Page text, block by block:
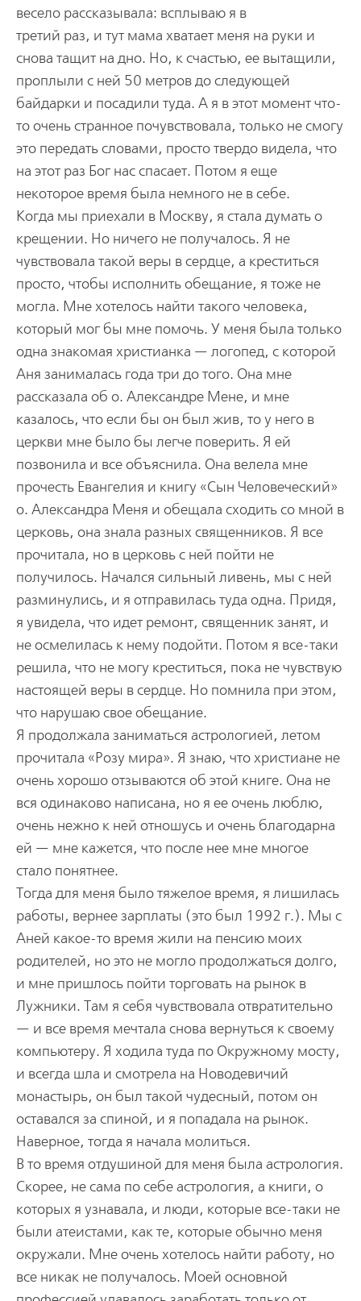
весело рассказывала: всплываю я в
третий раз, и тут мама хватает меня на руки и
снова тащит на дно. Но, к счастью, ее вытащили,
проплыли с ней 50 метров до следующей
байдарки и посадили туда. А я в этот момент что-
то очень странное почувствовала, только не смогу
это передать словами, просто твердо видела, что
на этот раз Бог нас спасает. Потом я еще
некоторое время была немного не в себе.
Когда мы приехали в Москву, я стала думать о
крещении. Но ничего не получалось. Я не
чувствовала такой веры в сердце, а креститься
просто, чтобы исполнить обещание, я тоже не
могла. Мне хотелось найти такого человека,
который мог бы мне помочь. У меня была только
одна знакомая христианка — логопед, с которой
Аня занималась года три до того. Она мне
рассказала об о. Александре Мене, и мне
казалось, что если бы он был жив, то у него в
церкви мне было бы легче поверить. Я ей
позвонила и все объяснила. Она велела мне
прочесть Евангелия и книгу «Сын Человеческий»
о. Александра Меня и обещала сходить со мной в
церковь, она знала разных священников. Я все
прочитала, но в церковь с ней пойти не
получилось. Начался сильный ливень, мы с ней
разминулись, и я отправилась туда одна. Придя,
я увидела, что идет ремонт, священник занят, и
не осмелилась к нему подойти. Потом я все-таки
решила, что не могу креститься, пока не чувствую
настоящей веры в сердце. Но помнила при этом,
что нарушаю свое обещание.
Я продолжала заниматься астрологией, летом
прочитала «Розу мира». Я знаю, что христиане не
очень хорошо отзываются об этой книге. Она не
вся одинаково написана, но я ее очень люблю,
очень нежно к ней отношусь и очень благодарна
ей — мне кажется, что после нее мне многое
стало понятнее.
Тогда для меня было тяжелое время, я лишилась
работы, вернее зарплаты (это был 1992 г.). Мы с
Аней какое-то время жили на пенсию моих
родителей, но это не могло продолжаться долго,
и мне пришлось пойти торговать на рынок в
Лужники. Там я себя чувствовала отвратительно
— и все время мечтала снова вернуться к своему
компьютеру. Я ходила туда по Окружному мосту,
и всегда шла и смотрела на Новодевичий
монастырь, он был такой чудесный, потом он
оставался за спиной, и я попадала на рынок.
Наверное, тогда я начала молиться.
В то время отдушиной для меня была астрология.
Скорее, не сама по себе астрология, а книги, о
которых я узнавала, и люди, которые все-таки не
были атеистами, как те, которые обычно меня
окружали. Мне очень хотелось найти работу, но
все никак не получалось. Моей основной